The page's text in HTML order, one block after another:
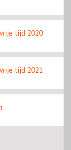
tijd 2020
tijd 2021